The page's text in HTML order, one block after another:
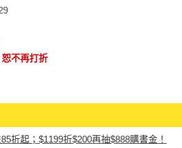
不再打折
折起；$1199折$200再抽$888購書金！